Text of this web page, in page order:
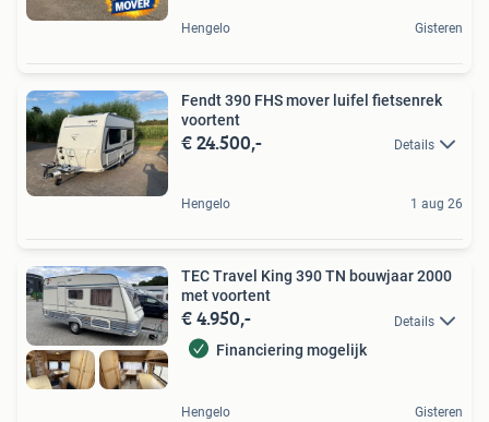
Hengelo Gisteren
Fendt 390 FHS mover luifel fietsenrek
voortent
€ 24.500,- Details
Hengelo 1 aug 26
TEC Travel King 390 TN bouwjaar 2000
met voortent
€ 4.950,- Details
Financiering mogelijk
Hengelo Gisteren